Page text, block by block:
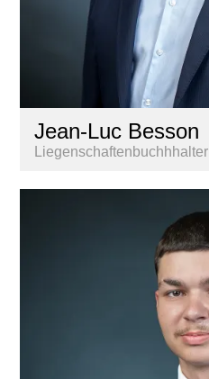
Jean-Luc Besson
Liegenschaftenbuchhhalter